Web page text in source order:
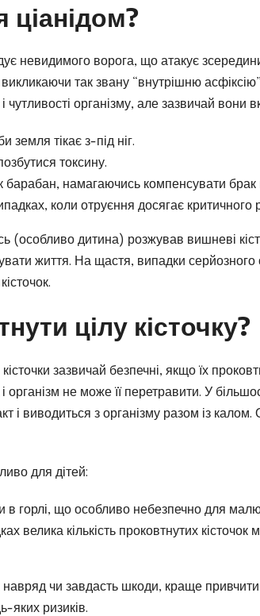
ціанідом?
невидимого ворога, що атакує
так звану “внутрішню
і чутливості організму, але зазвичай вони
земля тікає з-під ніг.
токсину.
барабан, намагаючись компенсувати брак
коли отруєння досягає критичного
(особливо дитина) розжував вишневі
життя. На щастя, випадки серйозного
цілу кісточку?
зазвичай безпечні, якщо їх
не може її перетравити. У
і виводиться з організму разом із
для дітей:
в горлі, що особливо небезпечно для
велика кількість проковтнутих
чи завдасть шкоди, краще привчити
яких ризиків.